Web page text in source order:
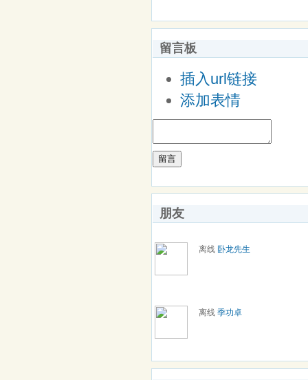
留言板
插入url链接
添加表情
留言
朋友
离线 卧龙先生
离线 季功卓